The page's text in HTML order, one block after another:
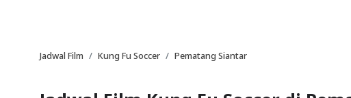
Jadwal Film Kung Fu Soccer Pematang Siantar